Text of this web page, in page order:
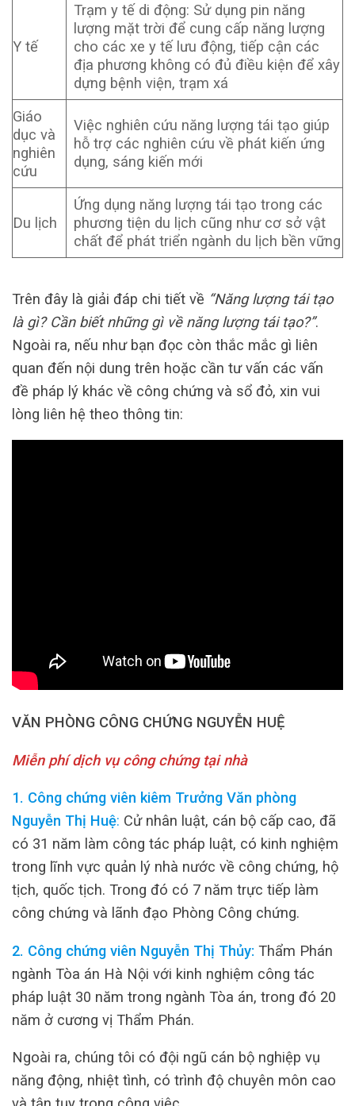
Y tế
Trạm y tế di động: Sử dụng pin năng
lượng mặt trời để cung cấp năng lượng
cho các xe y tế lưu động, tiếp cận các
địa phương không có đủ điều kiện để xây
dựng bệnh viện, trạm xá
Giáo
dục và
nghiên
cứu
Việc nghiên cứu năng lượng tái tạo giúp
hỗ trợ các nghiên cứu về phát kiến ứng
dụng, sáng kiến mới
Du lịch
Ứng dụng năng lượng tái tạo trong các
phương tiện du lịch cũng như cơ sở vật
chất để phát triển ngành du lịch bền vững
Trên đây là giải đáp chi tiết về “Năng lượng tái tạo
là gì? Cần biết những gì về năng lượng tái tạo?”.
Ngoài ra, nếu như bạn đọc còn thắc mắc gì liên
quan đến nội dung trên hoặc cần tư vấn các vấn
đề pháp lý khác về công chứng và sổ đỏ, xin vui
lòng liên hệ theo thông tin:
VĂN PHÒNG CÔNG CHỨNG NGUYỄN HUỆ
Miễn phí dịch vụ công chứng tại nhà
1. Công chứng viên kiêm Trưởng Văn phòng
Nguyễn Thị Huệ: Cử nhân luật, cán bộ cấp cao, đã
có 31 năm làm công tác pháp luật, có kinh nghiệm
trong lĩnh vực quản lý nhà nước về công chứng, hộ
tịch, quốc tịch. Trong đó có 7 năm trực tiếp làm
công chứng và lãnh đạo Phòng Công chứng.
2. Công chứng viên Nguyễn Thị Thủy: Thẩm Phán
ngành Tòa án Hà Nội với kinh nghiệm công tác
pháp luật 30 năm trong ngành Tòa án, trong đó 20
năm ở cương vị Thẩm Phán.
Ngoài ra, chúng tôi có đội ngũ cán bộ nghiệp vụ
năng động, nhiệt tình, có trình độ chuyên môn cao